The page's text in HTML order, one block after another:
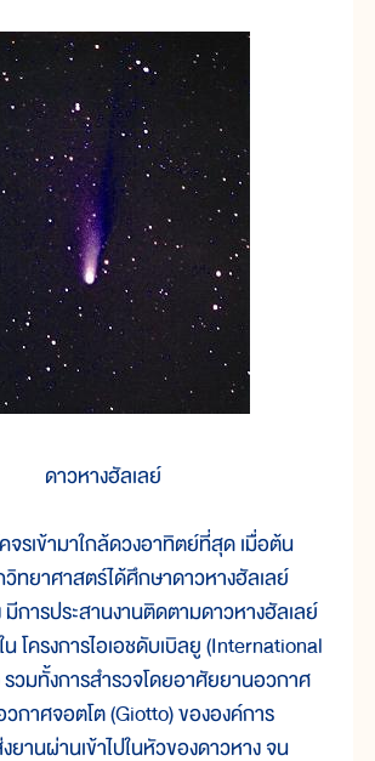
ดาวหางฮัลเลย์
เข้ามาใกล้ดวงอาทิตย์ที่สุด เมื่อต้น
ยาศาสตร์ได้ศึกษาดาวหางฮัลเลย์
มีการประสานงานติดตามดาวหางฮัลเลย์
น โครงการไอเอชดับเบิลยู (International
วมทั้งการสำรวจโดยอาศัยยานอวกาศ
กาศจอตโต (Giotto) ขององค์การ
ยานผ่านเข้าไปในหัวของดาวหาง จน